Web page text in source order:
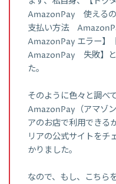
AmazonPay 使えるの
支払い方法
AmazonPay エラー】
AmazonPay 失敗】と
た。
そのように色々と調べ
AmazonPay（アマゾ
アのお店で利用できる
リアの公式サイトをチ
かりました。
なので、もし、こちら